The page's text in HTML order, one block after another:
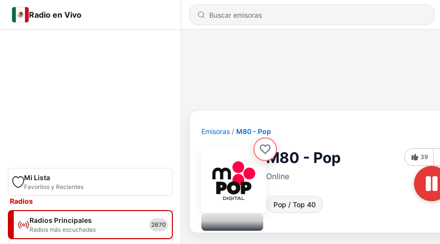
Radio en Vivo
Mi Lista
Favoritos y Recientes
Radios
Radios Principales
Radios más escuchadas
2670
Emisoras M80 - Pop
M80 - Pop
Online
Pop / Top 40
39